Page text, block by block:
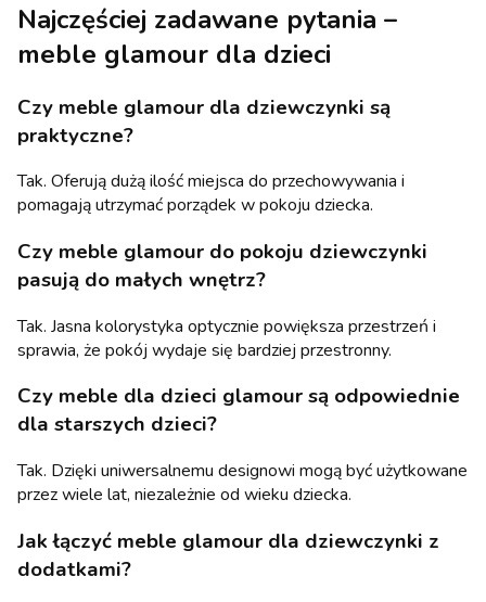
Najczęściej zadawane pytania –
meble glamour dla dzieci
Czy meble glamour dla dziewczynki są
praktyczne?
Tak. Oferują dużą ilość miejsca do przechowywania i
pomagają utrzymać porządek w pokoju dziecka.
Czy meble glamour do pokoju dziewczynki
pasują do małych wnętrz?
Tak. Jasna kolorystyka optycznie powiększa przestrzeń i
sprawia, że pokój wydaje się bardziej przestronny.
Czy meble dla dzieci glamour są odpowiednie
dla starszych dzieci?
Tak. Dzięki uniwersalnemu designowi mogą być użytkowane
przez wiele lat, niezależnie od wieku dziecka.
Jak łączyć meble glamour dla dziewczynki z
dodatkami?